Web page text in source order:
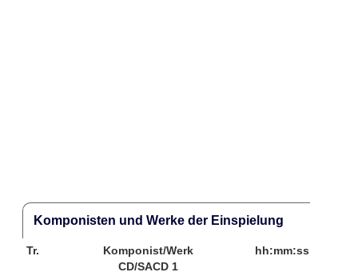
Komponisten und Werke der Einspielung
Tr. Komponist/Werk
hh:mm:ss
CD/SACD 1